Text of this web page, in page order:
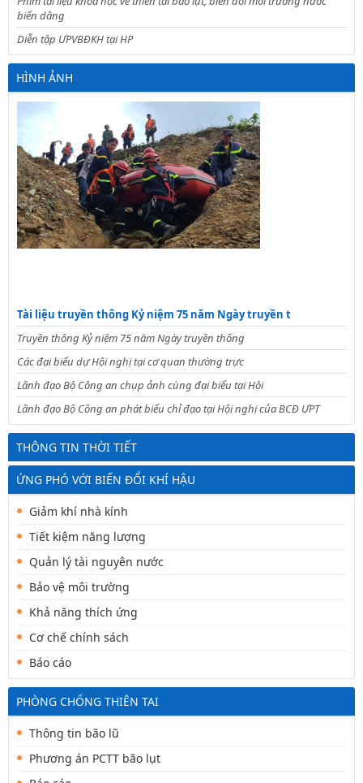
biển dâng
Diễn tập ƯPVBĐKH tại HP
HÌNH ẢNH
Tài liệu truyền thông Kỷ niệm 75 năm Ngày truyền t
Truyền thông Kỷ niệm 75 năm Ngày truyền thống
Các đại biểu dự Hội nghị tại cơ quan thường trực
Lãnh đạo Bộ Công an chụp ảnh cùng đại biểu tại Hội
Lãnh đạo Bộ Công an phát biểu chỉ đạo tại Hội nghị của BCĐ ƯPT
THÔNG TIN THỜI TIẾT
ỨNG PHÓ VỚI BIẾN ĐỔI KHÍ HẬU
Giảm khí nhà kính
Tiết kiệm năng lượng
Quản lý tài nguyên nước
Bảo vệ môi trường
Khả năng thích ứng
Cơ chế chính sách
Báo cáo
PHÒNG CHỐNG THIÊN TAI
Thông tin bão lũ
Phương án PCTT bão lụt